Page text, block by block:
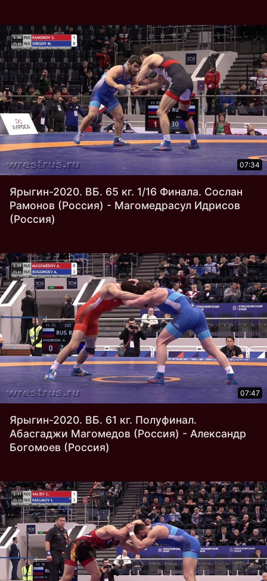
07:34
Ярыгин-2020. ВБ. 65 кг. 1/16 Финала. Сослан
Рамонов (Россия) - Магомедрасул Идрисов
(Россия)
07:47
Ярыгин-2020. ВБ. 61 кг. Полуфинал.
Абасгаджи Магомедов (Россия) - Александр
Богомоев (Россия)